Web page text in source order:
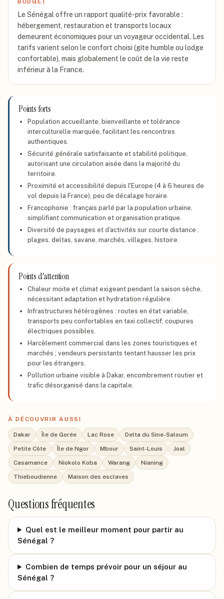
BUDGET
Le Sénégal offre un rapport qualité-prix favorable :
hébergement, restauration et transports locaux
demeurent économiques pour un voyageur occidental. Les
tarifs varient selon le confort choisi (gîte humble ou lodge
confortable), mais globalement le coût de la vie reste
inférieur à la France.
Points forts
Population accueillante, bienveillante et tolérance
interculturelle marquée, facilitant les rencontres
authentiques.
Sécurité générale satisfaisante et stabilité politique,
autorisant une circulation aisée dans la majorité du
territoire.
Proximité et accessibilité depuis l'Europe (4 à 6 heures de
vol depuis la France), peu de décalage horaire.
Francophonie : français parlé par la population urbaine,
simplifiant communication et organisation pratique.
Diversité de paysages et d'activités sur courte distance :
plages, deltas, savane, marchés, villages, histoire.
Points d'attention
Chaleur moite et climat exigeant pendant la saison sèche,
nécessitant adaptation et hydratation régulière.
Infrastructures hétérogènes : routes en état variable,
transports peu confortables en taxi collectif, coupures
électriques possibles.
Harcèlement commercial dans les zones touristiques et
marchés ; vendeurs persistants tentant hausser les prix
pour les étrangers.
Pollution urbaine visible à Dakar, encombrement routier et
trafic désorganisé dans la capitale.
À DÉCOUVRIR AUSSI
Dakar Île de Gorée Lac Rose
Delta du Sine-Saloum
Petite Côte
Île de Ngor Mbour Saint-Louis
Joal
Casamance
Niokolo Koba Warang
Nianing
Thieboudienne
Maison des esclaves
Questions fréquentes
Quel est le meilleur moment pour partir au
Sénégal ?
Combien de temps prévoir pour un séjour au
Sénégal ?